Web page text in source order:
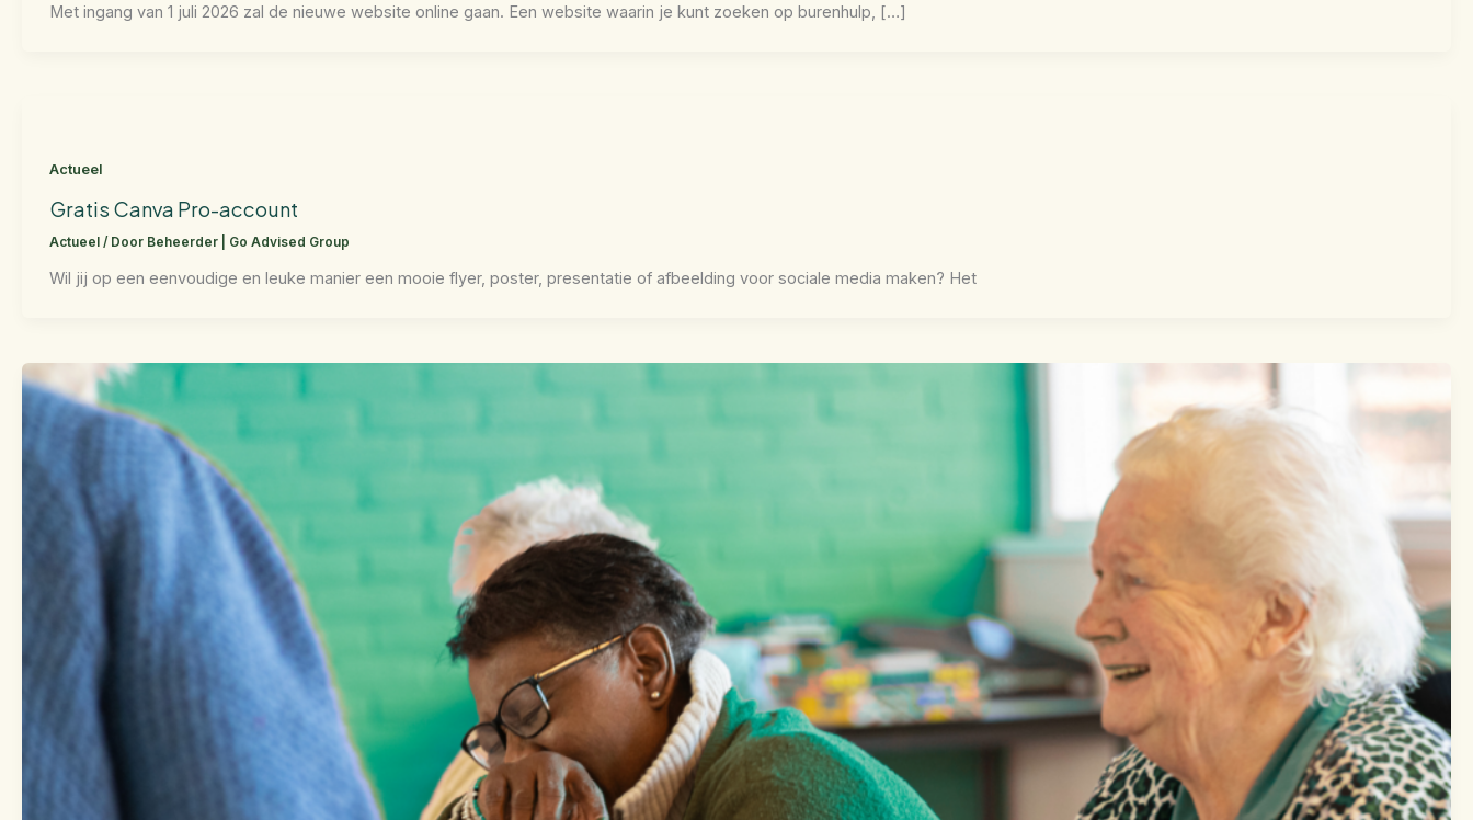
Met ingang van 1 juli 2026 zal de nieuwe website online gaan. Een website waarin je kunt zoeken op burenhulp, […]
Actueel
Gratis Canva Pro-account
Actueel/ Door Beheerder | Go Advised Group
Wil jij op een eenvoudige en leuke manier een mooie flyer, poster, presentatie of afbeelding voor sociale media maken? Het